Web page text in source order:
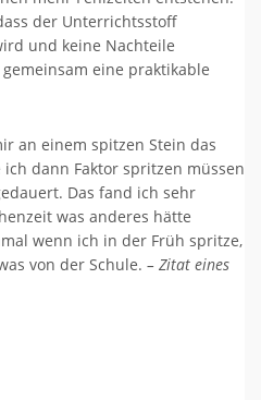
der Unterrichtsstoff
und keine Nachteile
eine praktikable
an einem spitzen Stein das
dann Faktor spritzen müssen
Das fand ich sehr
was anderes hätte
wenn ich in der Früh spritze,
von der Schule. – Zitat eines